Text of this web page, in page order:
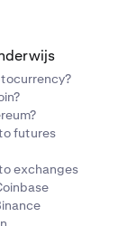
futures
exchanges